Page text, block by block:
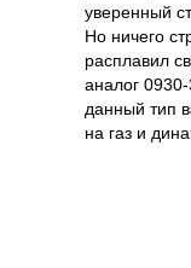
уверенный
Но ничего
расплавил
аналог
данный тип
на газ и